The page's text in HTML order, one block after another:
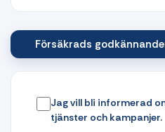
Försäkrads
Jag vill bli informerad
tjänster och kampanjer.